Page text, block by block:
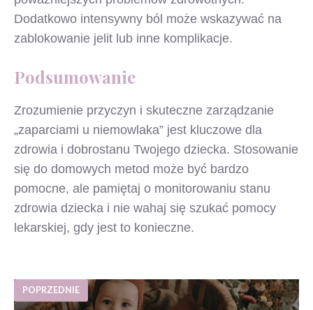
Dodatkowo intensywny ból może wskazywać na
zablokowanie jelit lub inne komplikacje.
Podsumowanie
Zrozumienie przyczyn i skuteczne zarządzanie
„zaparciami u niemowlaka” jest kluczowe dla
zdrowia i dobrostanu Twojego dziecka. Stosowanie
się do domowych metod może być bardzo
pomocne, ale pamiętaj o monitorowaniu stanu
zdrowia dziecka i nie wahaj się szukać pomocy
lekarskiej, gdy jest to konieczne.
POPRZEDNIE